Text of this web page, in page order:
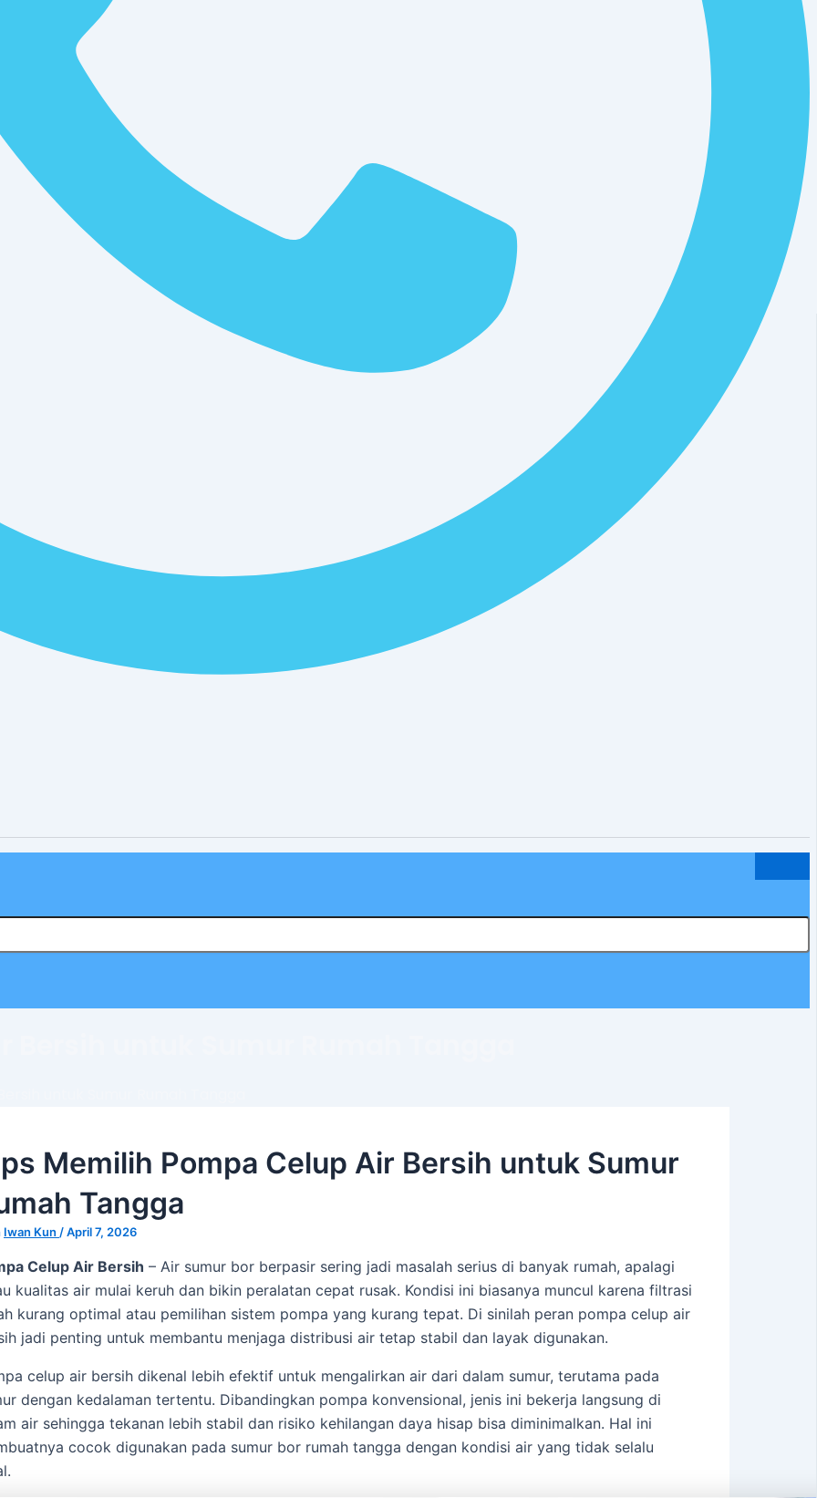
Bersih untuk Sumur Rumah Tangga
Memilih Pompa Celup Air Bersih untuk Sumur
Tangga
Iwan Kun /April 7, 2026
Celup Air Bersih – Air sumur bor berpasir sering jadi masalah serius di banyak rumah, apalagi
kualitas air mulai keruh dan bikin peralatan cepat rusak. Kondisi ini biasanya muncul karena filtrasi
kurang optimal atau pemilihan sistem pompa yang kurang tepat. Di sinilah peran pompa celup air
jadi penting untuk membantu menjaga distribusi air tetap stabil dan layak digunakan.
celup air bersih dikenal lebih efektif untuk mengalirkan air dari dalam sumur, terutama pada
dengan kedalaman tertentu. Dibandingkan pompa konvensional, jenis ini bekerja langsung di
air sehingga tekanan lebih stabil dan risiko kehilangan daya hisap bisa diminimalkan. Hal ini
cocok digunakan pada sumur bor rumah tangga dengan kondisi air yang tidak selalu